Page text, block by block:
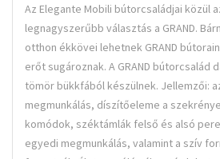
Az Elegante Mobili bútorcsaládjai közül
legnagyszerűbb választás a GRAND.
otthon ékkövei lehetnek GRAND
erőt sugároznak. A GRAND bútorcsalád
tömör bükkfából készülnek. Jellemzői:
megmunkálás, díszítőeleme a
komódok, széktámlák felső és alsó
egyedi megmunkálás, valamint a szív